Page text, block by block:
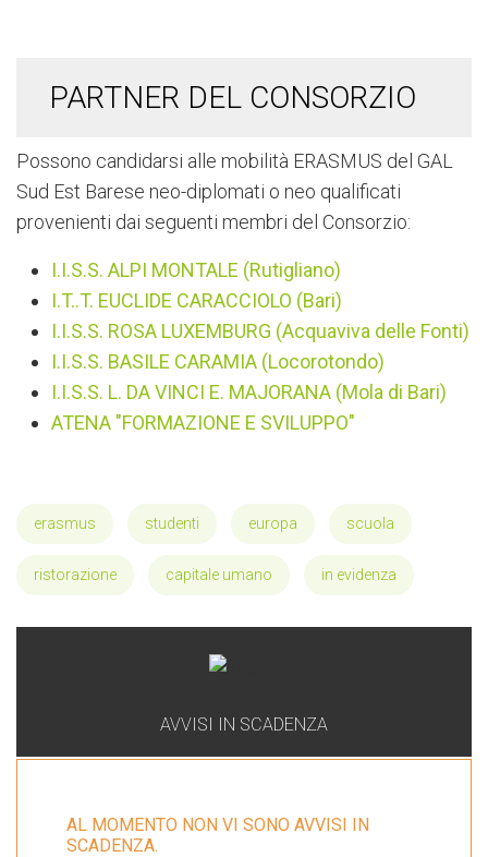
PARTNER DEL CONSORZIO
Possono candidarsi alle mobilità ERASMUS del GAL
Sud Est Barese neo-diplomati o neo qualificati
provenienti dai seguenti membri del Consorzio:
I.I.S.S. ALPI MONTALE (Rutigliano)
I.T..T. EUCLIDE CARACCIOLO (Bari)
I.I.S.S. ROSA LUXEMBURG (Acquaviva delle Fonti)
I.I.S.S. BASILE CARAMIA (Locorotondo)
I.I.S.S. L. DA VINCI E. MAJORANA (Mola di Bari)
ATENA "FORMAZIONE E SVILUPPO"
erasmus studenti europa scuola
ristorazione capitale umano in evidenza
AVVISI IN SCADENZA
AL MOMENTO NON VI SONO AVVISI IN
SCADENZA.